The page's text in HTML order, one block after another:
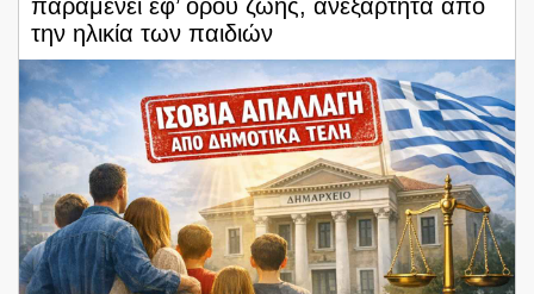
παραμένει εφ’ όρου ζωής, ανεξάρτητα από
την ηλικία των παιδιών